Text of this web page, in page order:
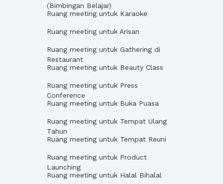
(Bimbingan Belajar)
Ruang meeting untuk Karaoke
Ruang meeting untuk Arisan
Ruang meeting untuk Gathering di
Restaurant
Ruang meeting untuk Beauty Class
Ruang meeting untuk Press
Conference
Ruang meeting untuk Buka Puasa
Ruang meeting untuk Tempat Ulang
Tahun
Ruang meeting untuk Tempat Reuni
Ruang meeting untuk Product
Launching
Ruang meeting untuk Halal Bihalal